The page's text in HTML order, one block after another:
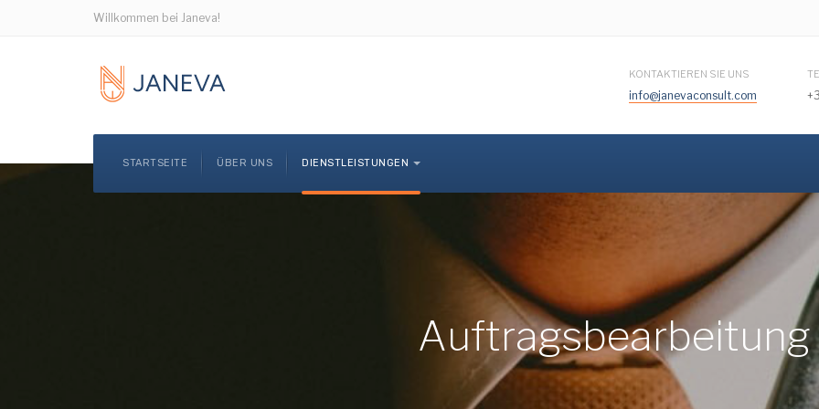
Willkommen bei Janeva!
KONTAKTIEREN SIE UNS
info@janevaconsult.com
STARTSEITE ÜBER UNS DIENSTLEISTUNGEN
Auftragsbearbeitung